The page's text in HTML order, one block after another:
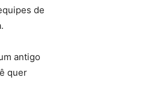
de
antigo
quer